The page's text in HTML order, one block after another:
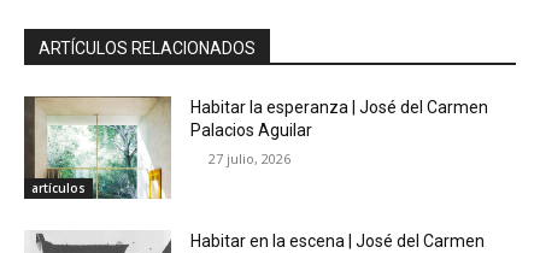
ARTÍCULOS RELACIONADOS
artículos
Habitar la esperanza | José del Carmen
Palacios Aguilar
27 julio, 2026
Habitar en la escena | José del Carmen